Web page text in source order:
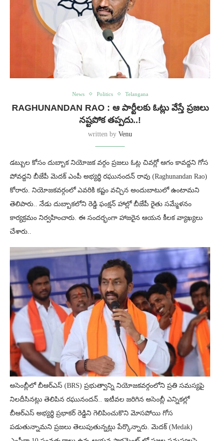
News Politics Telangana
RAGHUNANDAN RAO : ఆ పార్టీలకు ఓట్లు వేస్తే ప్రజలు
నష్టపోక తప్పదు..!
written by Venu
డబ్బుల కోసం దుబ్బాక నియోజక వర్గం ప్రజలు ఓట్ల చివర్లో ఆగం కావద్దని గోస
పోవద్దని బీజేపీ మెదక్ ఎంపీ అభ్యర్థి రఘునందన్ రావు (Raghunandan Rao)
కోరారు. నియోజకవర్గంలో ఎవరికి కష్టం వచ్చిన అందుబాటులో ఉంటామని
తెలిపారు.. నేడు దుబ్బాకలోని రెడ్డి ఫంక్షన్ హాల్లో బీజేపీ రైతు సమ్మేళనం
కార్యక్రమం నిర్వహించారు. ఈ సందర్భంగా హాజరైన ఆయన కీలక వ్యాఖ్యలు
చేశారు..
అసెంబ్లీలో బీఆర్ఎస్ (BRS) ప్రభుత్వాన్ని నియోజకవర్గంలోని ప్రతి సమస్యపై
నిలదీసినట్లు తెలిపిన రఘునందన్.. ఇటీవల జరిగిన అసెంబ్లీ ఎన్నికల్లో
బీఆర్ఎస్ అభ్యర్థి ప్రభాకర్ రెడ్డిని గెలిపించుకొని మోసపోయి గోస
పడుతున్నామని ప్రజలు తెలుపుతున్నట్లు పేర్కొన్నారు. మెదక్ (Medak)